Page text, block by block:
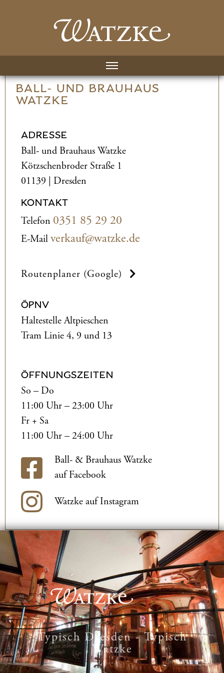
BALL- UND­ BRAUHAUS
WATZKE
ADRESSE
Ball- und­ Brauhaus Watzke
Kötzschenbroder Straße 1
01139 | Dresden
KONTAKT
Telefon 0351 85 29 20
E-Mailverkauf@watzke.de
Routenplaner (Google)
ÖPNV
Haltestelle Altpieschen
Tram Linie 4, 9 und 13
ÖFFNUNGSZEITEN
So – Do
11:00 Uhr – 23:00 Uhr
Fr + Sa
11:00 Uhr – 24:00 Uhr
Ball- & Brauhaus Watzke
auf Facebook
Watzke auf Instagram
Typisch Dresden - Typisch
Watzke